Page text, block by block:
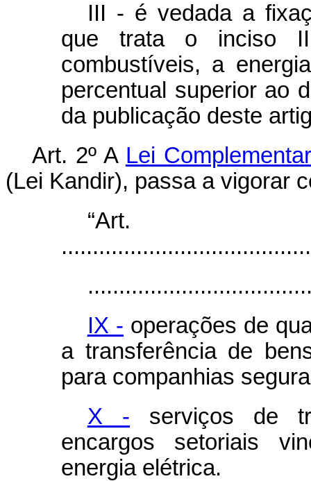
III - é vedada a
que trata o inciso
combustíveis, a
percentual superior ao
da publicação deste
Art. 2º A Lei
(Lei Kandir), passa a vigorar
IX - operações de
a transferência de
para companhias
X - serviços de
encargos setoriais
energia elétrica.